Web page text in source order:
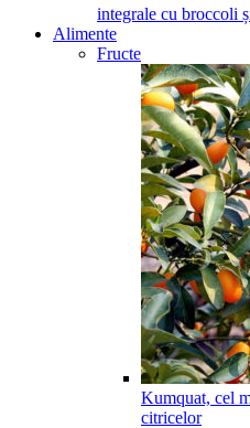
integrale cu broccoli
Alimente
Fructe
Kumquat, cel
citricelor